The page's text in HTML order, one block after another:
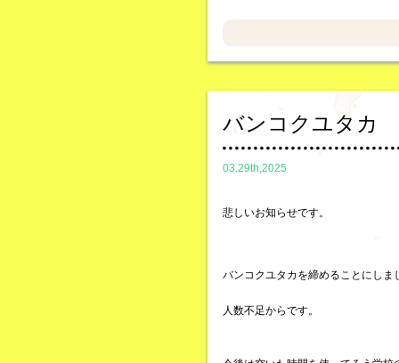
バンコクユタカ
03.29th,2025
悲しいお知らせです。
バンコクユタカを締めることにしま
人数不足からです。